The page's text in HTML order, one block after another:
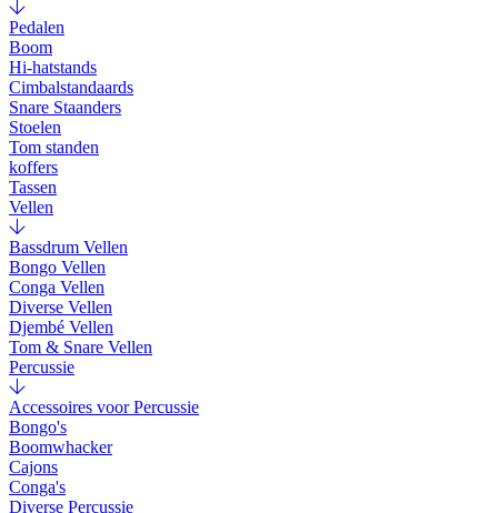
Pedalen
Boom
Hi-hatstands
Cimbalstandaards
Snare Staanders
Stoelen
Tom standen
koffers
Tassen
Vellen
Bassdrum Vellen
Bongo Vellen
Conga Vellen
Diverse Vellen
Djembé Vellen
Tom & Snare Vellen
Percussie
Accessoires voor Percussie
Bongo's
Boomwhacker
Cajons
Conga's
Diverse Percussie